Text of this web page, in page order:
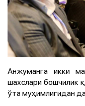
Анжуманга икки
шахслари бошчилик
ўта муҳимлигидан